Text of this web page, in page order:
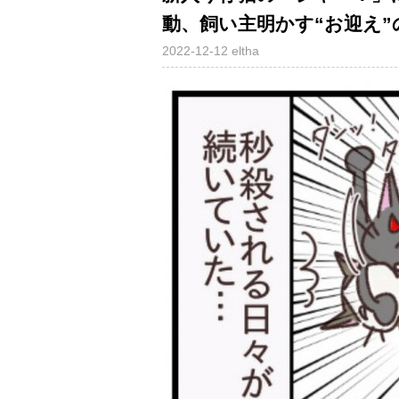
動、飼い主明かす“お迎え”
2022-12-12 eltha